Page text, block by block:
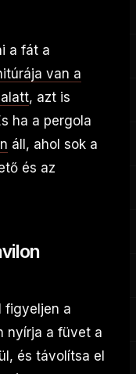
a fát a
van a
, azt is
ha a pergola
áll, ahol sok a
és az
figyeljen a
nyírja a füvet a
és távolítsa el